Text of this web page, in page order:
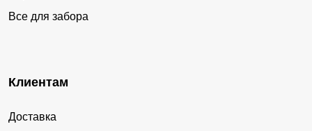
Все для забора
Клиентам
Доставка